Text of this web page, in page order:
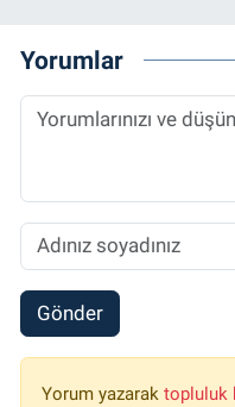
Yorumlar
Gönder
Yorum yazarak topluluk